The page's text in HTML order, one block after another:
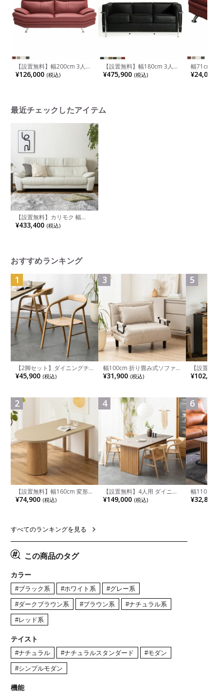
【設置無料】幅200cm 3人掛
け ソファ イタリア製厚革 レ
ザー リビングソファ ハイバ
¥126,000 (税込)
【設置無料】幅180cm 3人掛
け LC2 ソファ ル・コルビジ
ェ リプロダクト リアルレザ
¥475,900 (税込)
幅71cm
厚革 レザ
ン
¥24,000
最近チェックしたアイテム
【設置無料】カリモク 幅
213cm 3人掛け ロングソファ
ハイバック 日本製 本革張り
ブル
¥433,400 (税込)
おすすめランキング
1
【2脚セット】ダイニングチ
ェア 木製 LUGA 肘付き チェ
ア 天然木 リビング椅子 板座
ュラル ブラウン 完成品
¥45,900 (税込)
2
【設置無料】幅160cm 変形
半円 ダイニングテーブル モ
ルタル風 LENAS コンクリー
リア風 グレージュ
¥74,900 (税込)
3
幅100cm 折り畳み式ソファ
ベッド コンパクト リクライ
ニング カウチスタイル 省ス
¥31,900 (税込)
4
【設置無料】4人用 ダイニン
グテーブルセット 5点 LUGA
セラミックテーブル おしゃれ
¥149,000 (税込)
5
【設置
チンカウ
板 引き出
れ ウッデ
ル グレー
6
幅110cm
木目調 リ
付き 長方
¥32,800
すべてのランキングを見る
この商品のタグ
カラー
#ブラック系 #ホワイト系 #グレー系
#ダークブラウン系 #ブラウン系 #ナチュラル系
#レッド系
テイスト
#ナチュラル #ナチュラルスタンダード #モダン
#シンプルモダン
機能